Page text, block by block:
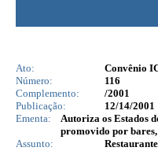
Ato:
Convênio
Número:
116
Complemento:
/2001
Publicação:
12/14/2001
Ementa:
Autoriza os Estados
promovido por bares,
Assunto: